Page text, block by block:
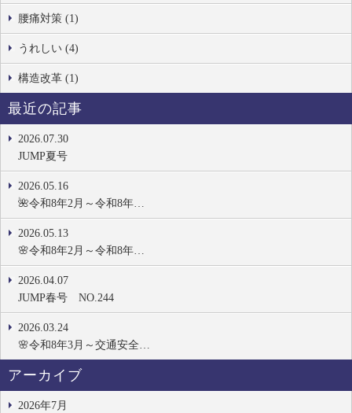
腰痛対策 (1)
うれしい (4)
構造改革 (1)
最近の記事
2026.07.30
JUMP夏号
2026.05.16
🌺令和8年2月～令和8年…
2026.05.13
🌸令和8年2月～令和8年…
2026.04.07
JUMP春号 NO.244
2026.03.24
🌸令和8年3月～交通安全…
アーカイブ
2026年7月